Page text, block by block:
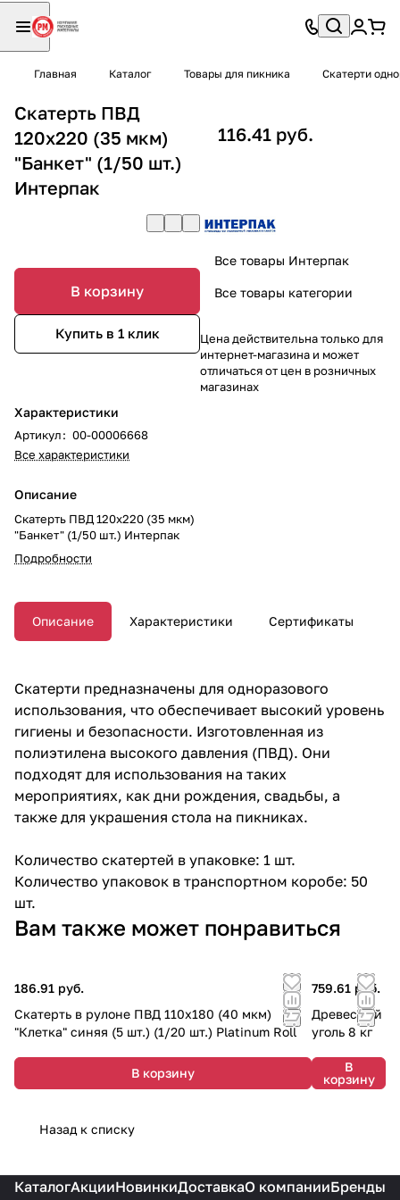
Главная Каталог Товары для пикника Скатерти
Скатерть ПВД
120х220 (35 мкм)
"Банкет" (1/50 шт.)
Интерпак
В корзину
Купить в 1 клик
Характеристики
Артикул: 00-00006668
Все характеристики
Описание
Скатерть ПВД 120х220 (35 мкм)
"Банкет" (1/50 шт.) Интерпак
Подробности
116.41 руб.
Все товары Интерпак
Все товары категории
Цена действительна только для
интернет-магазина и может
отличаться от цен в розничных
магазинах
Описание Характеристики Сертификаты
Скатерти предназначены для одноразового
использования, что обеспечивает высокий уровень
гигиены и безопасности. Изготовленная из
полиэтилена высокого давления (ПВД). Они
подходят для использования на таких
мероприятиях, как дни рождения, свадьбы, а
также для украшения стола на пикниках.
Количество скатертей в упаковке: 1 шт.
Количество упаковок в транспортном коробе: 50
шт.
Вам также может понравиться
186.91 руб.
Скатерть в рулоне ПВД 110х180 (40 мкм)
"Клетка" синяя (5 шт.) (1/20 шт.) Platinum Roll
В корзину
759.61 руб.
Древесный
уголь 8 кг
В
корзину
Назад к списку
КаталогАкцииНовинкиДоставкаО компанииБренды